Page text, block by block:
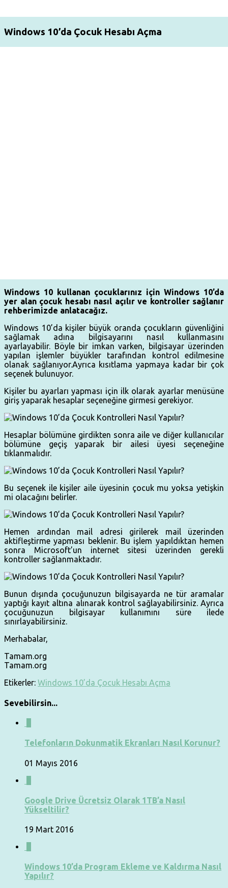
Windows 10’da Çocuk Hesabı Açma
Windows 10 kullanan çocuklarınız için Windows 10’da
yer alan çocuk hesabı nasıl açılır ve kontroller sağlanır
rehberimizde anlatacağız.
Windows 10’da kişiler büyük oranda çocukların güvenliğini
sağlamak adına bilgisayarını nasıl kullanmasını
ayarlayabilir. Böyle bir imkan varken, bilgisayar üzerinden
yapılan işlemler büyükler tarafından kontrol edilmesine
olanak sağlanıyor.Ayrıca kısıtlama yapmaya kadar bir çok
seçenek bulunuyor.
Kişiler bu ayarları yapması için ilk olarak ayarlar menüsüne
giriş yaparak hesaplar seçeneğine girmesi gerekiyor.
Hesaplar bölümüne girdikten sonra aile ve diğer kullanıcılar
bölümüne geçiş yaparak bir ailesi üyesi seçeneğine
tıklanmalıdır.
Bu seçenek ile kişiler aile üyesinin çocuk mu yoksa yetişkin
mi olacağını belirler.
Hemen ardından mail adresi girilerek mail üzerinden
aktifleştirme yapması beklenir. Bu işlem yapıldıktan hemen
sonra Microsoft’un internet sitesi üzerinden gerekli
kontroller sağlanmaktadır.
Bunun dışında çocuğunuzun bilgisayarda ne tür aramalar
yaptığı kayıt altına alınarak kontrol sağlayabilirsiniz. Ayrıca
çocuğunuzun bilgisayar kullanımını süre ilede
sınırlayabilirsiniz.
Merhabalar,
Tamam.org
Tamam.org
Etikerler: Windows 10’da Çocuk Hesabı Açma
Sevebilirsin...
Telefonların Dokunmatik Ekranları Nasıl Korunur?
01 Mayıs 2016
Google Drive Ücretsiz Olarak 1TB’a Nasıl
Yükseltilir?
19 Mart 2016
Windows 10’da Program Ekleme ve Kaldırma Nasıl
Yapılır?